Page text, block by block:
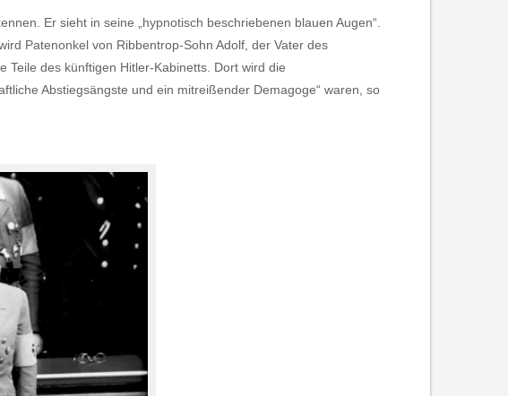
Er sieht in seine „hypnotisch beschriebenen blauen Augen“.
Patenonkel von Ribbentrop-Sohn Adolf, der Vater des
des künftigen Hitler-Kabinetts. Dort wird die
Abstiegsängste und ein mitreißender Demagoge“ waren, so